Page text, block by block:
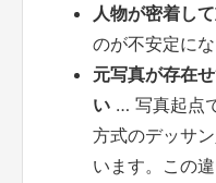
人物が密着し
のが不安定に
元写真が存在
い … 写真起点
方式のデッサ
います。この